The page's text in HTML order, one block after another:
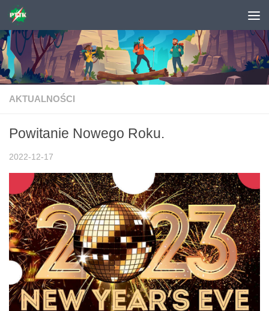
Skip to content
AKTUALNOŚCI
Powitanie Nowego Roku.
2022-12-17